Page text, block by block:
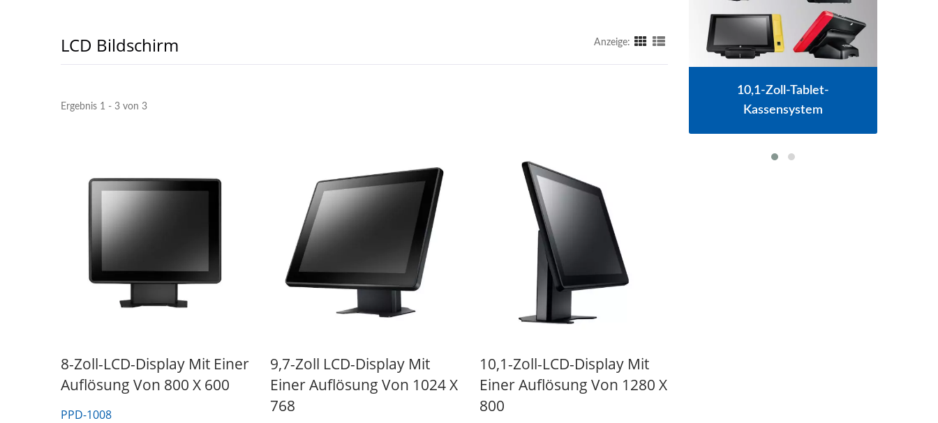
LCD Bildschirm Anzeige:
Ergebnis 1 - 3 von 3
8-Zoll-LCD-Display Mit Einer
Auflösung Von 800 X 600
PPD-1008
9,7-Zoll LCD-Display Mit
Einer Auflösung Von 1024 X
768
10,1-Zoll-LCD-Display Mit
Einer Auflösung Von 1280 X
800
10,1-Zoll-Tablet-
Kassensystem